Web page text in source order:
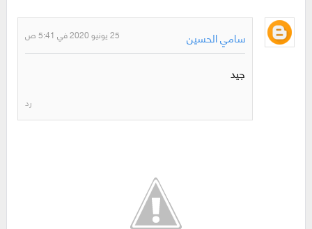
سامي الحسين 25 يونيو 2020 في 5:41 ص
جيد
رد